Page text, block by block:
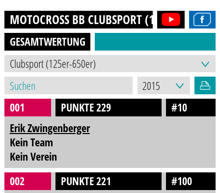
MOTOCROSS BB CLUBSPORT (125ER-650ER)
GESAMTWERTUNG
001 PUNKTE 229
#10
Erik Zwingenberger
Kein Team
Kein Verein
002
PUNKTE 221
#100